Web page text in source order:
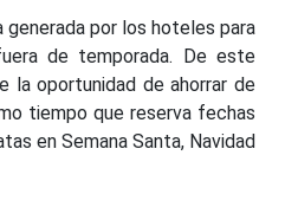
por los hoteles para
de temporada. De este
la oportunidad de ahorrar de
tiempo que reserva fechas
en Semana Santa, Navidad